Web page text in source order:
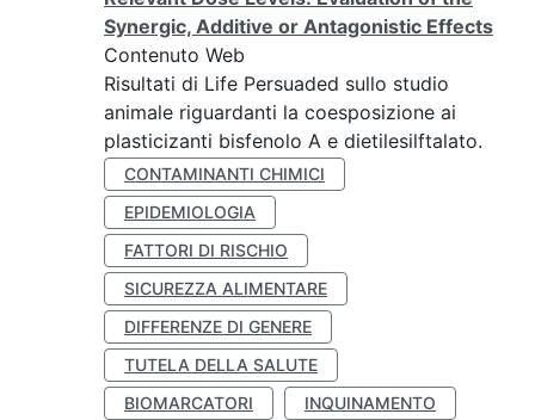
Synergic, Additive or Antagonistic Effects
Contenuto Web
Risultati di Life Persuaded sullo studio
animale riguardanti la coesposizione ai
plasticizanti bisfenolo A e dietilesilftalato.
CONTAMINANTI CHIMICI
EPIDEMIOLOGIA
FATTORI DI RISCHIO
SICUREZZA ALIMENTARE
DIFFERENZE DI GENERE
TUTELA DELLA SALUTE
BIOMARCATORI
INQUINAMENTO